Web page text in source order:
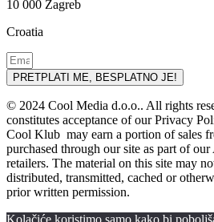
10 000 Zagreb
Croatia
PRETPLATI ME, BESPLATNO JE!
© 2024 Cool Media d.o.o.. All rights
constitutes acceptance of our Privacy
Cool Klub may earn a portion of sales
purchased through our site as part of
retailers. The material on this site may
distributed, transmitted, cached or
prior written permission.
Kolačiće koristimo samo kako bi